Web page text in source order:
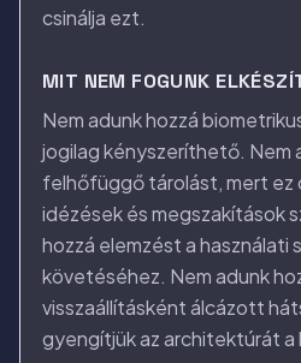
csinálja ezt.
MIT NEM FOGUNK
Nem adunk hozzá
jogilag kényszeríthető. Nem
felhőfüggő tárolást, mert
idézések és megszakítások
hozzá elemzést a használati
követéséhez. Nem adunk
visszaállításként álcázott
gyengítjük az architektúrát